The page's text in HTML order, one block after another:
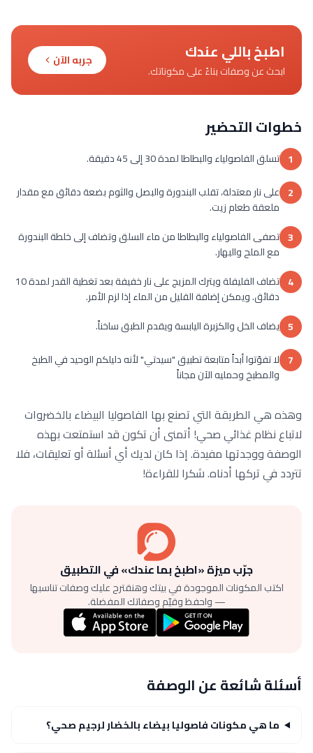
اطبخ باللي عندك
ابحث عن وصفات بناءً على مكوناتك.
جربه الآن
خطوات التحضير
1 تسلق الفاصولياء والبطاطا لمدة 30 إلى 45 دقيقة.
2 على نار معتدلة، تقلب البندورة والبصل والثوم بضعة دقائق مع مقدار
ملعقة طعام زيت.
3 تصفى الفاصولياء والبطاطا من ماء السلق وتضاف إلى خلطة البندورة
مع الملح والبهار.
4
تضاف الفليفلة ويترك المزيج على نار خفيفة بعد تغطية القدر لمدة 10
دقائق. ويمكن إضافة القليل من الماء إذا لزم الأمر.
5 يضاف الخل والكزبرة اليابسة ويقدم الطبق ساخناً.
7 لا تفوّتوا أبداً متابعة تطبيق "سيدتي" لأنه دليلكم الوحيد في الطبخ
والمطبخ وحمليه الآن مجاناً
وهذه هي الطريقة التي تصنع بها الفاصوليا البيضاء بالخضروات
لاتباع نظام غذائي صحي! أتمنى أن تكون قد استمتعت بهذه
الوصفة ووجدتها مفيدة. إذا كان لديك أي أسئلة أو تعليقات، فلا
تتردد في تركها أدناه. شكرا للقراءة!
جرّب ميزة «اطبخ بما عندك» في التطبيق
اكتب المكونات الموجودة في بيتك وهنقترح عليك وصفات تناسبها
— واحفظ وقيّم وصفاتك المفضلة.
أسئلة شائعة عن الوصفة
ما هي مكونات فاصوليا بيضاء بالخضار لرجيم صحي؟